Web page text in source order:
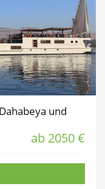
und
ab 2050 €